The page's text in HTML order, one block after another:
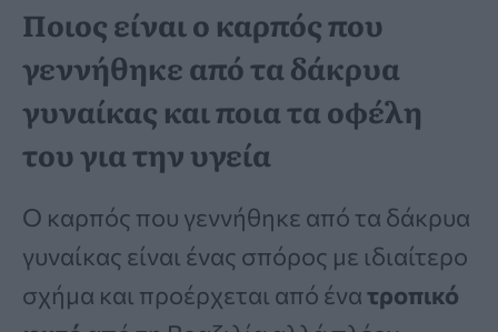
Ποιος είναι ο καρπός που
γεννήθηκε από τα δάκρυα
γυναίκας και ποια τα οφέλη
του για την υγεία
Ο καρπός που γεννήθηκε από τα δάκρυα
γυναίκας είναι ένας σπόρος με ιδιαίτερο
σχήμα και προέρχεται από ένατροπικό